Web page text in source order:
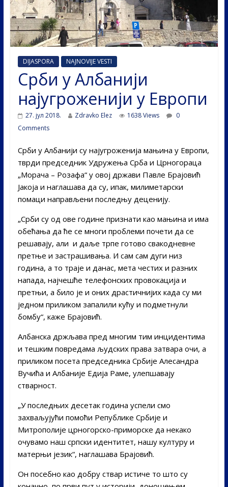
DIJASPORA NAJNOVIJE VESTI
Срби у Албанији
најугроженији у Европи
27. јул 2018. Zdravko Elez 1638 Views
0
Comments
Срби у Албанији су најугроженија мањина у Европи,
тврди председник Удружења Срба и Црногораца
„Морача – Розафа“ у овој држави Павлe Брајовић
Јакоја и наглашава да су, ипак, милиметарски
помаци направљени последњу деценију.
„Срби су од ове године признати као мањина и има
обећања да ће се многи проблеми почети да се
решавају, али и даље трпе готово свакодневне
претње и застрашивања. И сам сам дуги низ
година, а то траје и данас, мета честих и разних
напада, најчешће телефонских провокација и
претњи, а било је и оних драстичнијих када су ми
једном приликом запалили кућу и подметнули
бомбу“, каже Брајовић.
Албанска држљава пред многим тим инцидентима
и тешким повредама људских права затвара очи, а
приликом посета председника Србије Алесандра
Вучића и Албаније Едија Раме, улепшавају
стварност.
„У последњих десетак година успели смо
захваљујући помоћи Републике Србије и
Митрополије црногорско-приморске да некако
очувамо наш српски идентитет, нашу културу и
матерњи језик“, наглашава Брајовић.
Он посебно као добру ствар истиче то што су